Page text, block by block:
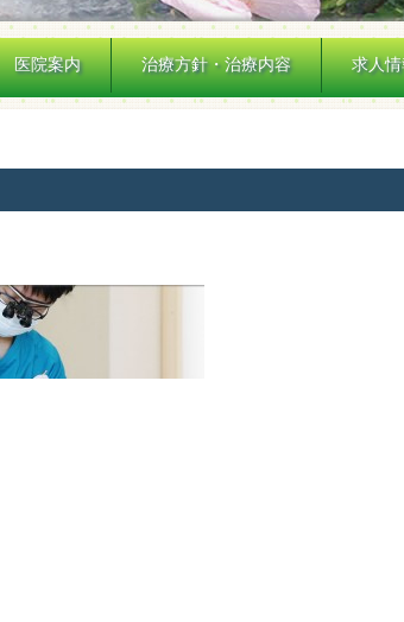
医院案内 治療方針・治療内容 求人